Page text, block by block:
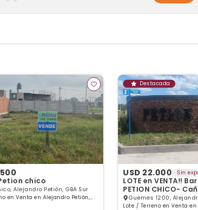
chico
Alejandro Petión, GBA Sur
en Venta en Alejandro Petión,
Destacada
USD 22.000 Sin
LOTE en VENTA!! Barrio Abierto
PETION CHICO-
Guemes 1200,
Lote / Terreno en Venta